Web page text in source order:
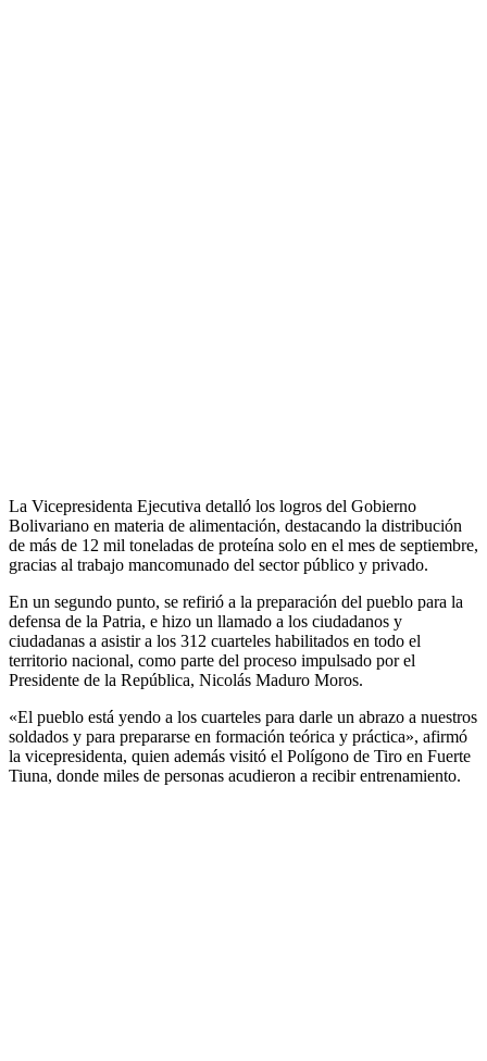
La Vicepresidenta Ejecutiva detalló los logros del Gobierno
Bolivariano en materia de alimentación, destacando la distribución
de más de 12 mil toneladas de proteína solo en el mes de septiembre,
gracias al trabajo mancomunado del sector público y privado.
En un segundo punto, se refirió a la preparación del pueblo para la
defensa de la Patria, e hizo un llamado a los ciudadanos y
ciudadanas a asistir a los 312 cuarteles habilitados en todo el
territorio nacional, como parte del proceso impulsado por el
Presidente de la República, Nicolás Maduro Moros.
«El pueblo está yendo a los cuarteles para darle un abrazo a nuestros
soldados y para prepararse en formación teórica y práctica», afirmó
la vicepresidenta, quien además visitó el Polígono de Tiro en Fuerte
Tiuna, donde miles de personas acudieron a recibir entrenamiento.